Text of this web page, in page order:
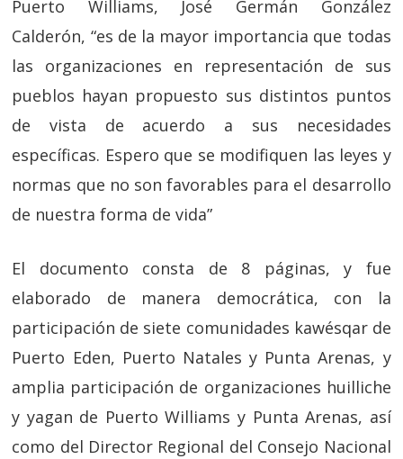
Puerto Williams, José Germán González
Calderón, “es de la mayor importancia que todas
las organizaciones en representación de sus
pueblos hayan propuesto sus distintos puntos
de vista de acuerdo a sus necesidades
específicas. Espero que se modifiquen las leyes y
normas que no son favorables para el desarrollo
de nuestra forma de vida”
El documento consta de 8 páginas, y fue
elaborado de manera democrática, con la
participación de siete comunidades kawésqar de
Puerto Eden, Puerto Natales y Punta Arenas, y
amplia participación de organizaciones huilliche
y yagan de Puerto Williams y Punta Arenas, así
como del Director Regional del Consejo Nacional